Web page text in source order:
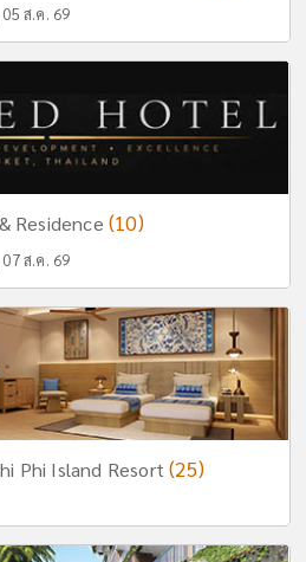
ส.ค. 69
Residence (10)
ส.ค. 69
Phi Island Resort(25)